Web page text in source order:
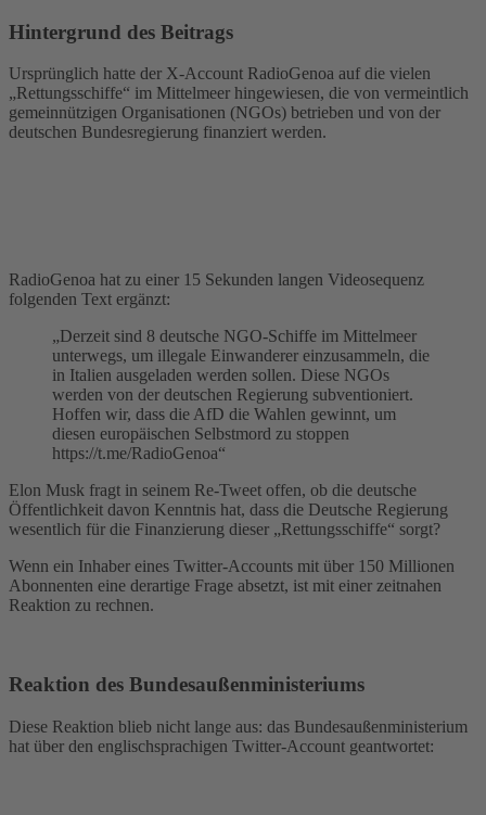
Hintergrund des Beitrags
Ursprünglich hatte der X-Account RadioGenoa auf die vielen
„Rettungsschiffe“ im Mittelmeer hingewiesen, die von vermeintlich
gemeinnützigen Organisationen (NGOs) betrieben und von der
deutschen Bundesregierung finanziert werden.
RadioGenoa hat zu einer 15 Sekunden langen Videosequenz
folgenden Text ergänzt:
„Derzeit sind 8 deutsche NGO-Schiffe im Mittelmeer
unterwegs, um illegale Einwanderer einzusammeln, die
in Italien ausgeladen werden sollen. Diese NGOs
werden von der deutschen Regierung subventioniert.
Hoffen wir, dass die AfD die Wahlen gewinnt, um
diesen europäischen Selbstmord zu stoppen
https://t.me/RadioGenoa“
Elon Musk fragt in seinem Re-Tweet offen, ob die deutsche
Öffentlichkeit davon Kenntnis hat, dass die Deutsche Regierung
wesentlich für die Finanzierung dieser „Rettungsschiffe“ sorgt?
Wenn ein Inhaber eines Twitter-Accounts mit über 150 Millionen
Abonnenten eine derartige Frage absetzt, ist mit einer zeitnahen
Reaktion zu rechnen.
Reaktion des Bundesaußenministeriums
Diese Reaktion blieb nicht lange aus: das Bundesaußenministerium
hat über den englischsprachigen Twitter-Account geantwortet: